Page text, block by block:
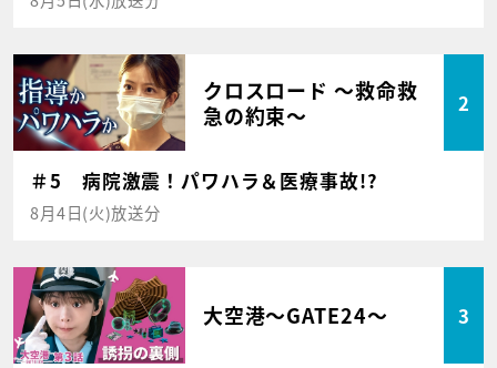
クロスロード ～救命救
急の約束～
2
＃5 病院激震！パワハラ＆医療事故!?
8月4日(火)放送分
大空港～GATE24～ 3